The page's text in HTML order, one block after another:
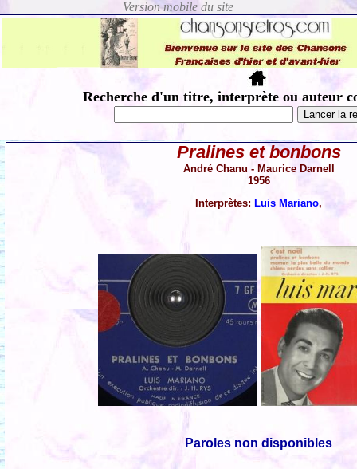
Recherche d'un titre, interprète ou auteur
Pralines et bonbons
André Chanu - Maurice Darnell
1956
Interprètes: Luis Mariano,
Paroles non disponibles